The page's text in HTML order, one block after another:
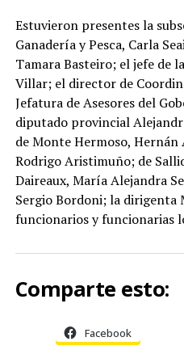
Estuvieron presentes la
Ganadería y Pesca, Carla
Tamara Basteiro; el jefe de
Villar; el director de
Jefatura de Asesores del
diputado provincial
de Monte Hermoso, Hernán
Rodrigo Aristimuño; de
Daireaux, María Alejandra
Sergio Bordoni; la dirigenta
funcionarios y funcionarias
Comparte esto:
Facebook